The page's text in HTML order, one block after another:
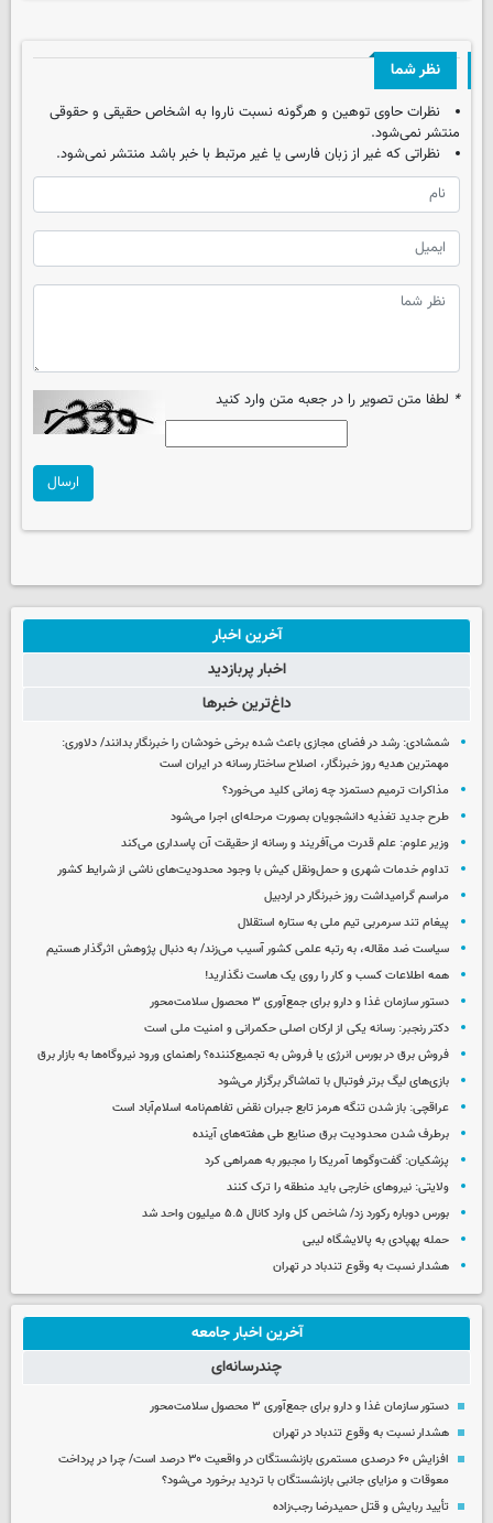
نظر شما
نظرات حاوی توهین و هرگونه نسبت ناروا به اشخاص حقیقی و حقوقی
منتشر نمی‌شود.
نظراتی که غیر از زبان فارسی یا غیر مرتبط با خبر باشد منتشر نمی‌شود.
* لطفا متن تصویر را در جعبه متن وارد کنید
ارسال
آخرین اخبار
اخبار پربازدید
داغ‌ترین خبرها
شمشادی: رشد در فضای مجازی باعث شده برخی خودشان را خبرنگار بدانند/ دلاوری:
مهمترین هدیه‌ روز خبرنگار، اصلاح ساختار رسانه در ایران است
مذاکرات ترمیم دستمزد چه زمانی کلید می‌خورد؟
طرح جدید تغذیه دانشجویان بصورت مرحله‌ای اجرا می‌شود
وزیر علوم: علم قدرت می‌آفریند و رسانه از حقیقت آن پاسداری می‌کند
تداوم خدمات شهری و حمل‌ونقل کیش با وجود محدودیت‌های ناشی از شرایط کشور
مراسم گرامیداشت روز خبرنگار در اردبیل
پیغام تند سرمربی تیم ملی به ستاره استقلال
سیاست ضد مقاله، به رتبه علمی کشور آسیب می‌زند/ به دنبال پژوهش اثرگذار هستیم
همه اطلاعات کسب‌ و کار را روی یک هاست نگذارید!
دستور سازمان غذا و دارو برای جمع‌آوری ۳ محصول سلامت‌محور
دکتر رنجبر: رسانه یکی از ارکان اصلی حکمرانی و امنیت ملی است
فروش برق در بورس انرژی یا فروش به تجمیع‌کننده؟ راهنمای ورود نیروگاه‌ها به بازار برق
بازی‌های لیگ برتر فوتبال با تماشاگر برگزار می‌شود
عراقچی: باز شدن تنگه هرمز تابع جبران نقض تفاهم‌نامه اسلام‌آباد است
برطرف شدن محدودیت‌ برق صنایع طی هفته‌های آینده
پزشکیان: گفت‌وگوها آمریکا را مجبور به همراهی کرد
ولایتی: نیروهای خارجی باید منطقه را ترک کنند
بورس دوباره رکورد زد/ شاخص کل وارد کانال ۵.۵ میلیون واحد شد
حمله پهپادی به پالایشگاه لیبی
هشدار نسبت به وقوع تندباد در تهران
آخرین اخبار جامعه
چندرسانه‌ای
دستور سازمان غذا و دارو برای جمع‌آوری ۳ محصول سلامت‌محور
هشدار نسبت به وقوع تندباد در تهران
افزایش ۶۰ درصدی مستمری‌ بازنشستگان در واقعیت ۳۰ درصد است/ چرا در پرداخت
معوقات و مزایای جانبی بازنشستگان با تردید برخورد می‌شود؟
تأیید ربایش و قتل حمیدرضا رجب‌زاده